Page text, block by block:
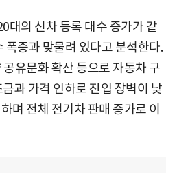
대의 신차 등록 대수 증가가 같
폭증과 맞물려 있다고 분석한다.
유문화 확산 등으로 자동차 구
과 가격 인하로 진입 장벽이 낮
며 전체 전기차 판매 증가로 이